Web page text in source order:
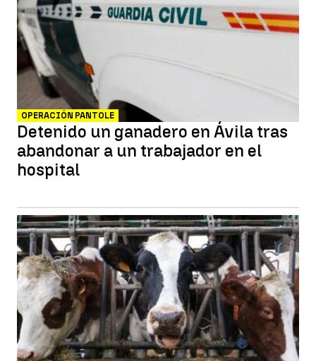
OPERACIÓN PANTOLE
Detenido un ganadero en Ávila tras
abandonar a un trabajador en el
hospital